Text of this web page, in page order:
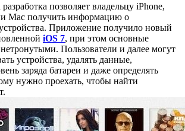
позволяет владельцу iPhone,
Мас получить информацию о
Приложение получило новый
iOS 7, при этом основные
Пользователи и далее могут
устройства, удалять данные,
заряда батареи и даже определять
нужно проехать, чтобы найти